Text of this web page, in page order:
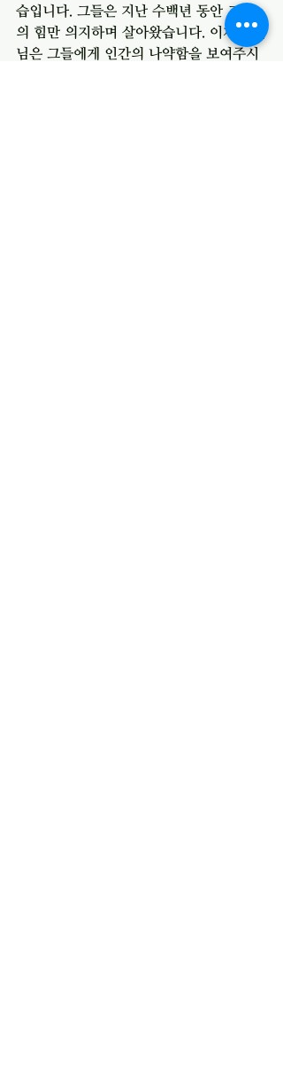
습입니다. 그들은 지난 수백년 동안 그들
의 힘만 의지하며 살아왔습니다. 이제 하나
님은 그들에게 인간의 나약함을 보여주시